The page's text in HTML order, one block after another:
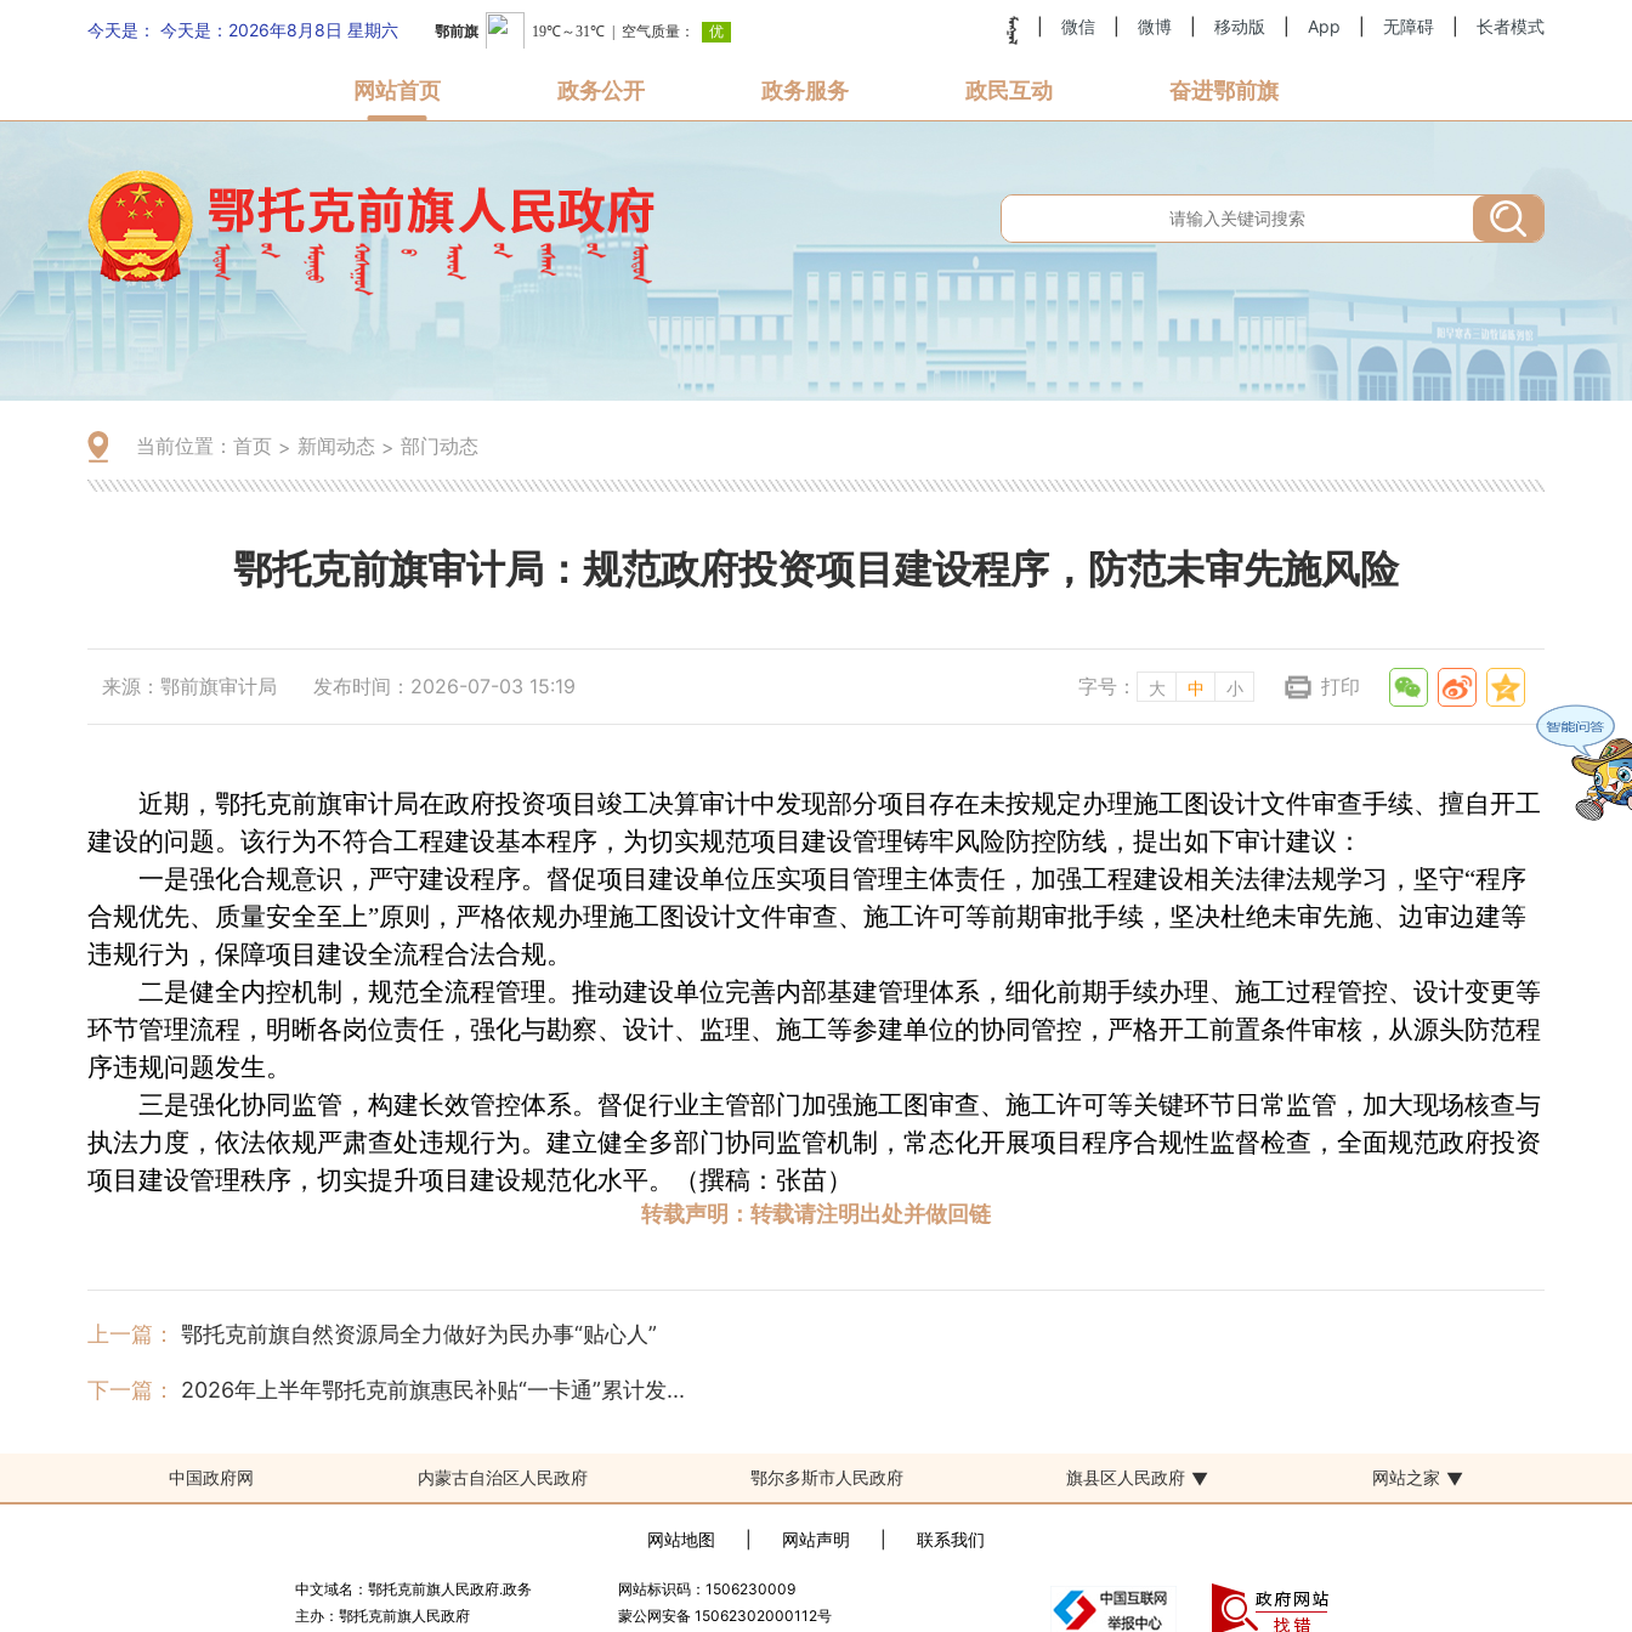
今天是： 今天是：2026年8月8日 星期六 微信 微博 移动版 App 无障碍 长者模式
网站首页 政务公开 政务服务 政民互动 奋进鄂前旗
当前位置： 首页 > 新闻动态 > 部门动态
鄂托克前旗审计局：规范政府投资项目建设程序，防范未审先施风险
来源：鄂前旗审计局 发布时间：2026-07-03 15:19 字号： 大 中 小 打印
近期，鄂托克前旗审计局在政府投资项目竣工决算审计中发现部分项目存在未按规定办理施工图设计文件审查手续、擅自开工
建设的问题。该行为不符合工程建设基本程序，为切实规范项目建设管理铸牢风险防控防线，提出如下审计建议：
一是强化合规意识，严守建设程序。督促项目建设单位压实项目管理主体责任，加强工程建设相关法律法规学习，坚守“程序
合规优先、质量安全至上”原则，严格依规办理施工图设计文件审查、施工许可等前期审批手续，坚决杜绝未审先施、边审边建等
违规行为，保障项目建设全流程合法合规。
二是健全内控机制，规范全流程管理。推动建设单位完善内部基建管理体系，细化前期手续办理、施工过程管控、设计变更等
环节管理流程，明晰各岗位责任，强化与勘察、设计、监理、施工等参建单位的协同管控，严格开工前置条件审核，从源头防范程
序违规问题发生。
三是强化协同监管，构建长效管控体系。督促行业主管部门加强施工图审查、施工许可等关键环节日常监管，加大现场核查与
执法力度，依法依规严肃查处违规行为。建立健全多部门协同监管机制，常态化开展项目程序合规性监督检查，全面规范政府投资
项目建设管理秩序，切实提升项目建设规范化水平。（撰稿：张苗）
转载声明：转载请注明出处并做回链
上一篇： 鄂托克前旗自然资源局全力做好为民办事“贴心人”
下一篇： 2026年上半年鄂托克前旗惠民补贴“一卡通”累计发...
中国政府网 内蒙古自治区人民政府 鄂尔多斯市人民政府 旗县区人民政府 ▼ 网站之家 ▼
网站地图 网站声明 联系我们
中文域名：鄂托克前旗人民政府.政务
主办：鄂托克前旗人民政府
网站标识码：1506230009
蒙公网安备 15062302000112号